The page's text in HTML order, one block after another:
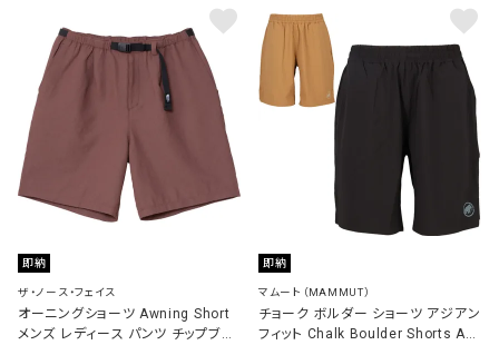
即納
ザ・ノース・フェイス
オーニングショーツ Awning Short
メンズ レディース パンツ チップブラ
即納
マムート（MAMMUT）
チョーク ボルダー ショーツ アジアン
フィット Chalk Boulder Shorts AF